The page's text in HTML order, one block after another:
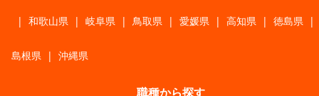
| 和歌山県 | 岐阜県 | 鳥取県 | 愛媛県 | 高知県 | 徳島県 |
島根県 | 沖縄県
職種から探す